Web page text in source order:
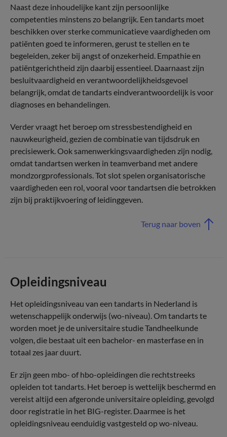
Naast deze inhoudelijke kant zijn persoonlijke
competenties minstens zo belangrijk. Een tandarts moet
beschikken over sterke communicatieve vaardigheden om
patiënten goed te informeren, gerust te stellen en te
begeleiden, zeker bij angst of onzekerheid. Empathie en
patiëntgerichtheid zijn daarbij essentieel. Daarnaast zijn
besluitvaardigheid en verantwoordelijkheidsgevoel
belangrijk, omdat de tandarts eindverantwoordelijk is voor
diagnoses en behandelingen.
Verder vraagt het beroep om stressbestendigheid en
nauwkeurigheid, gezien de combinatie van tijdsdruk en
precisiewerk. Ook samenwerkingsvaardigheden zijn nodig,
omdat tandartsen werken in teamverband met andere
mondzorgprofessionals. Tot slot spelen organisatorische
vaardigheden een rol, vooral voor tandartsen die betrokken
zijn bij praktijkvoering of leidinggeven.
Terug naar boven
Opleidingsniveau
Het opleidingsniveau van een tandarts in Nederland is
wetenschappelijk onderwijs (wo-niveau). Om tandarts te
worden moet je de universitaire studie Tandheelkunde
volgen, die bestaat uit een bachelor- en masterfase en in
totaal zes jaar duurt.
Er zijn geen mbo- of hbo-opleidingen die rechtstreeks
opleiden tot tandarts. Het beroep is wettelijk beschermd en
vereist altijd een afgeronde universitaire opleiding, gevolgd
door registratie in het BIG-register. Daarmee is het
opleidingsniveau eenduidig vastgesteld op wo-niveau.